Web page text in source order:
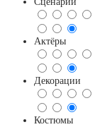
Актёры
Декорации
Костюмы